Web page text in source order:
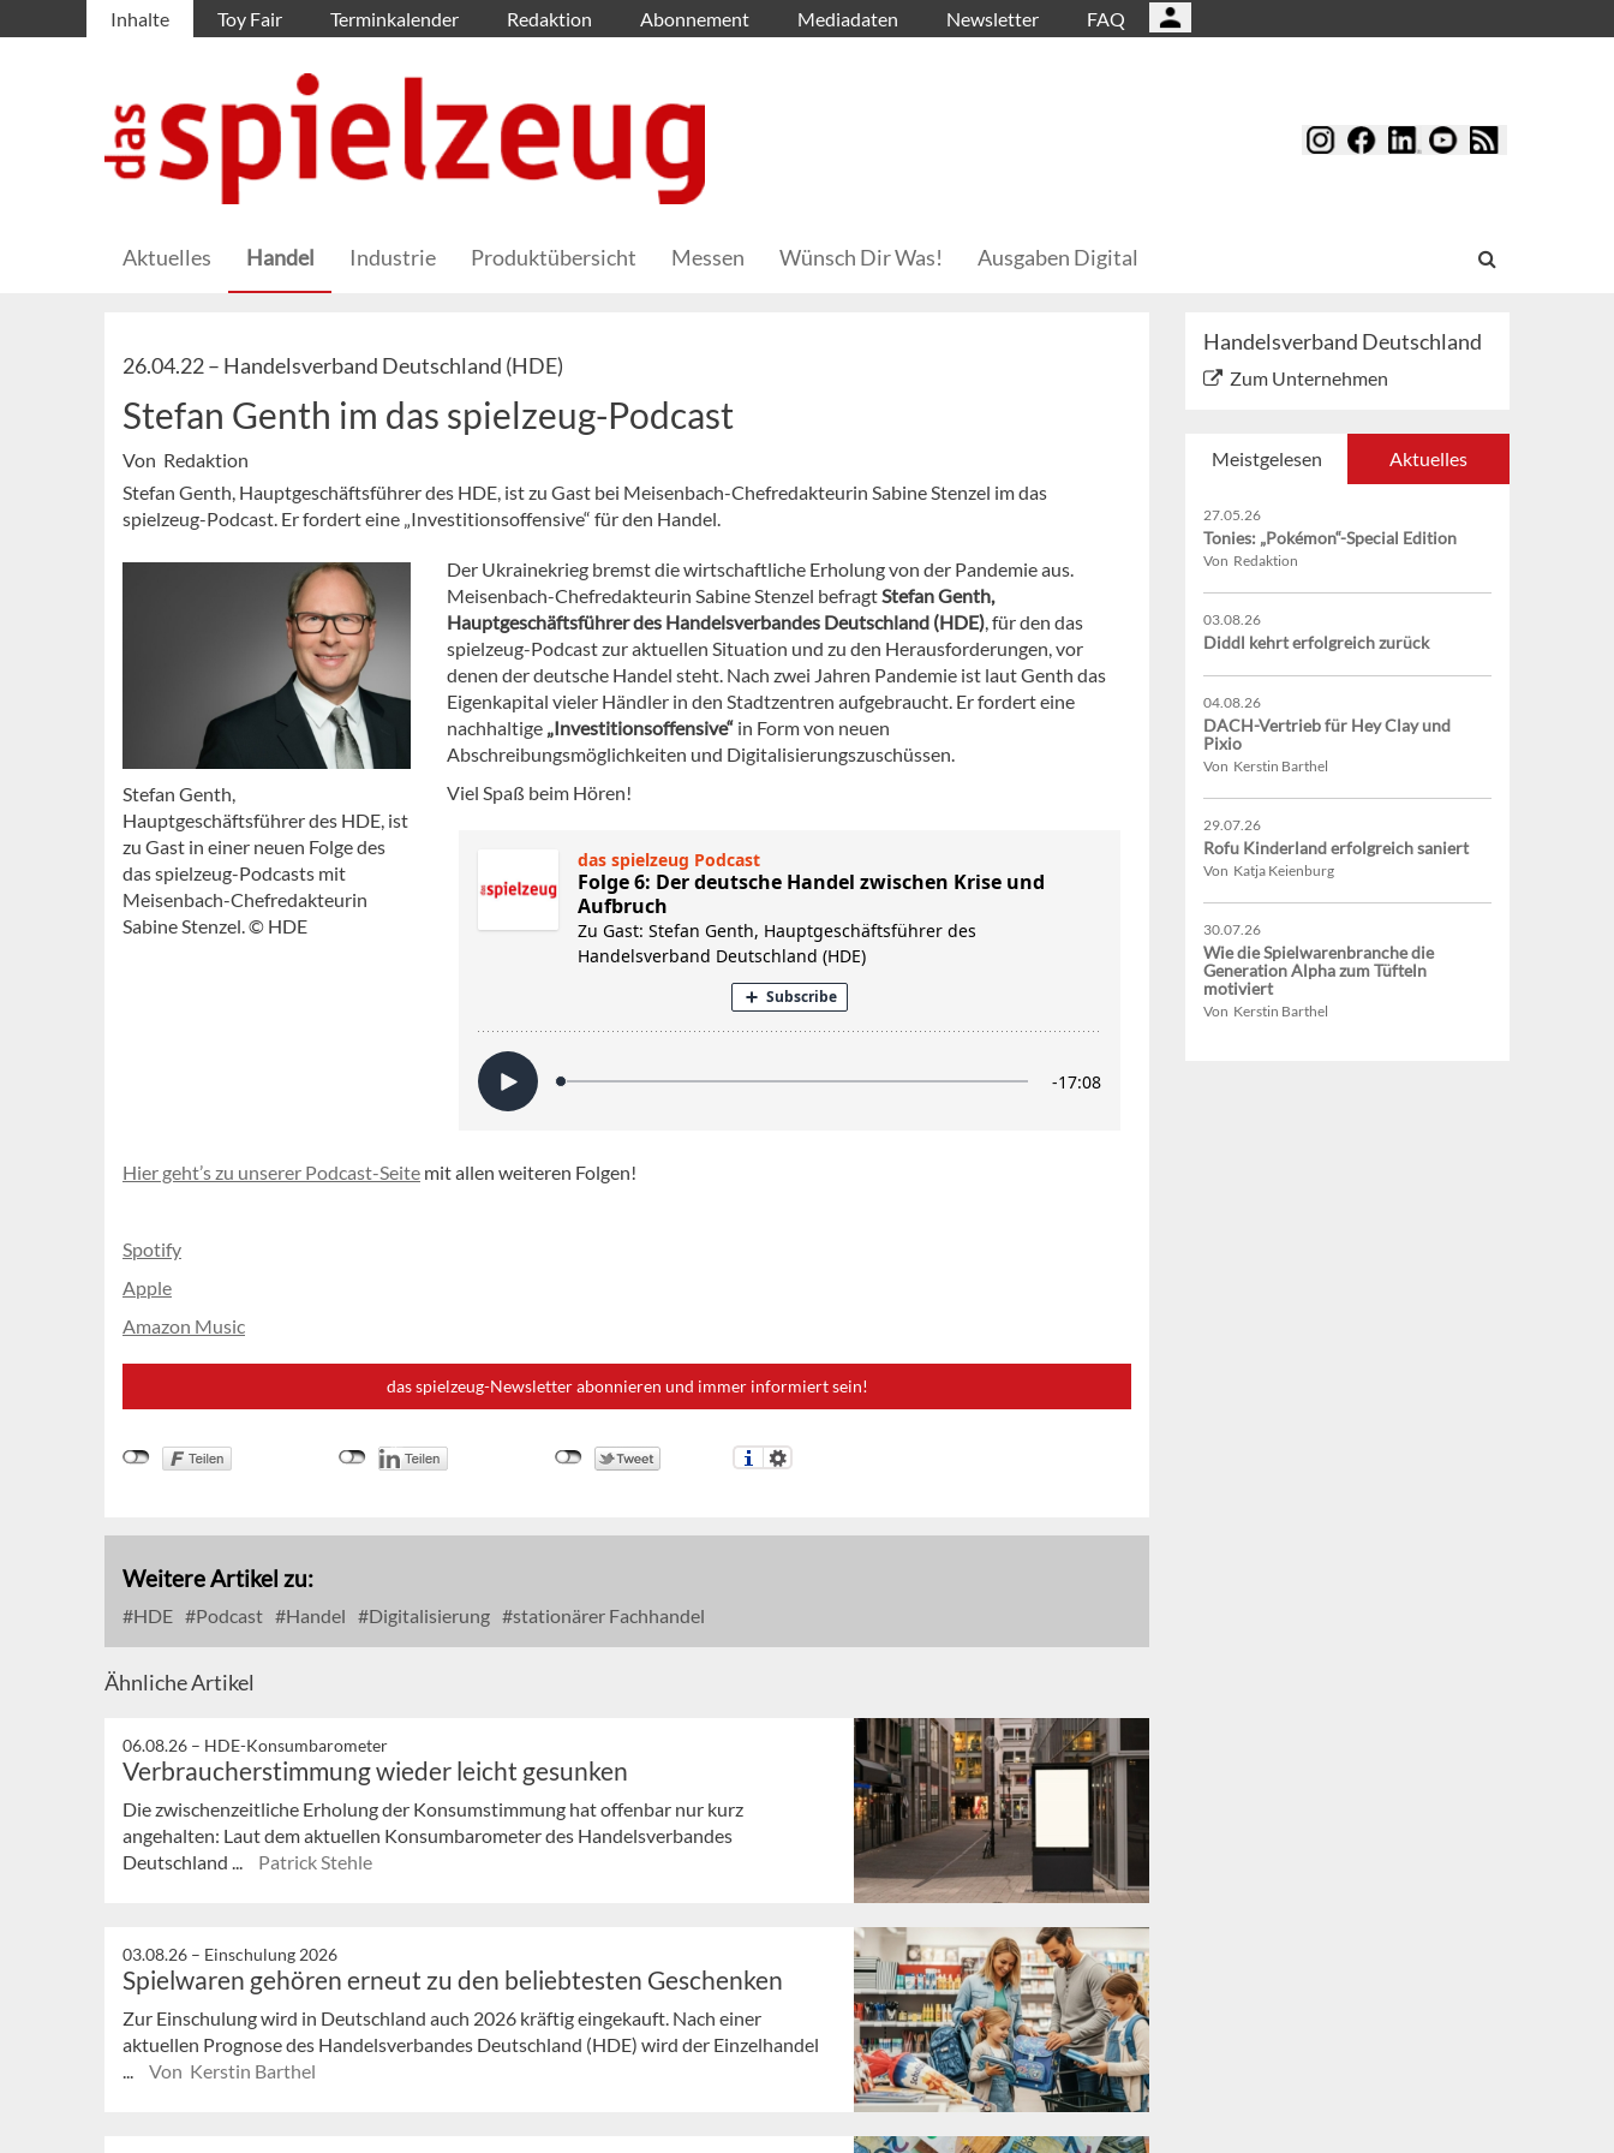
Inhalte Toy Fair Terminkalender Redaktion Abonnement Mediadaten Newsletter FAQ
Aktuelles Handel Industrie Produktübersicht Messen Wünsch Dir Was! Ausgaben Digital
26.04.22 – Handelsverband Deutschland (HDE)
Stefan Genth im das spielzeug-Podcast
Von Redaktion
Stefan Genth, Hauptgeschäftsführer des HDE, ist zu Gast bei Meisenbach-Chefredakteurin Sabine Stenzel im das
spielzeug-Podcast. Er fordert eine „Investitionsoffensive“ für den Handel.
Stefan Genth,
Hauptgeschäftsführer des HDE, ist
zu Gast in einer neuen Folge des
das spielzeug-Podcasts mit
Meisenbach-Chefredakteurin
Sabine Stenzel. © HDE
Der Ukrainekrieg bremst die wirtschaftliche Erholung von der Pandemie aus.
Meisenbach-Chefredakteurin Sabine Stenzel befragtStefan Genth,
Hauptgeschäftsführer des Handelsverbandes Deutschland (HDE), für den das
spielzeug-Podcast zur aktuellen Situation und zu den Herausforderungen, vor
denen der deutsche Handel steht. Nach zwei Jahren Pandemie ist laut Genth das
Eigenkapital vieler Händler in den Stadtzentren aufgebraucht. Er fordert eine
nachhaltige „Investitionsoffensive“ in Form von neuen
Abschreibungsmöglichkeiten und Digitalisierungszuschüssen.
Viel Spaß beim Hören!
Hier geht’s zu unserer Podcast-Seite mit allen weiteren Folgen!
Spotify
Apple
Amazon Music
das spielzeug-Newsletter abonnieren und immer informiert sein!
Weitere Artikel zu:
HDE Podcast Handel Digitalisierung stationärer Fachhandel
Ähnliche Artikel
06.08.26 – HDE-Konsumbarometer
Verbraucherstimmung wieder leicht gesunken
Die zwischenzeitliche Erholung der Konsumstimmung hat offenbar nur kurz
angehalten: Laut dem aktuellen Konsumbarometer des Handelsverbandes
Deutschland ...
Patrick Stehle
03.08.26 – Einschulung 2026
Spielwaren gehören erneut zu den beliebtesten Geschenken
Zur Einschulung wird in Deutschland auch 2026 kräftig eingekauft. Nach einer
aktuellen Prognose des Handelsverbandes Deutschland (HDE) wird der Einzelhandel
...
Von Kerstin Barthel
Handelsverband Deutschland
Zum Unternehmen
Meistgelesen Aktuelles
27.05.26
Tonies: „Pokémon“-Special Edition
Von Redaktion
03.08.26
Diddl kehrt erfolgreich zurück
04.08.26
DACH-Vertrieb für Hey Clay und
Pixio
Von Kerstin Barthel
29.07.26
Rofu Kinderland erfolgreich saniert
Von Katja Keienburg
30.07.26
Wie die Spielwarenbranche die
Generation Alpha zum Tüfteln
motiviert
Von Kerstin Barthel